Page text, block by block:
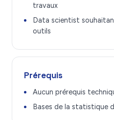
travaux
Data scientist
outils
Prérequis
Aucun prérequis
Bases de la statistique